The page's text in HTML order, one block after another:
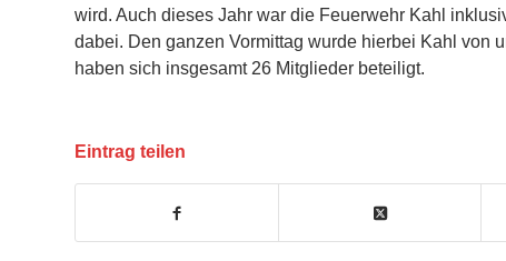
wird. Auch dieses Jahr war die Feuerwehr Kahl
dabei. Den ganzen Vormittag wurde hierbei Kahl von
haben sich insgesamt 26 Mitglieder beteiligt.
Eintrag teilen